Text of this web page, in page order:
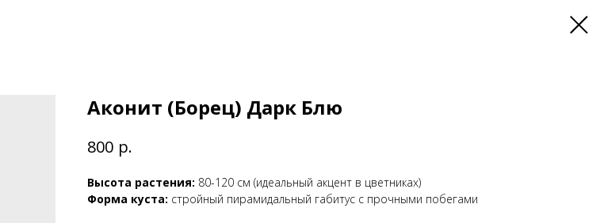
Аконит (Борец) Дарк Блю
800 р.
Высота растения: 80-120 см (идеальный акцент в цветниках)
Форма куста: стройный пирамидальный габитус с прочными побегами